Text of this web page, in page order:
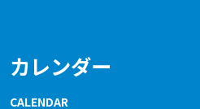
カレンダー
CALENDAR